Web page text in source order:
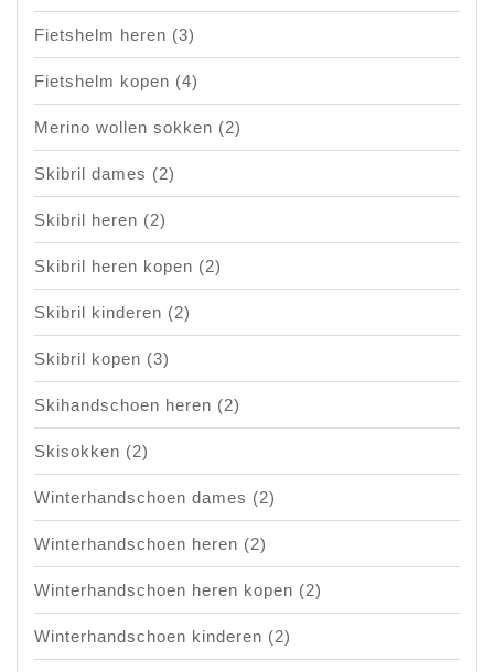
Fietshelm heren (3)
Fietshelm kopen (4)
Merino wollen sokken (2)
Skibril dames (2)
Skibril heren (2)
Skibril heren kopen (2)
Skibril kinderen (2)
Skibril kopen (3)
Skihandschoen heren (2)
Skisokken (2)
Winterhandschoen dames (2)
Winterhandschoen heren (2)
Winterhandschoen heren kopen (2)
Winterhandschoen kinderen (2)